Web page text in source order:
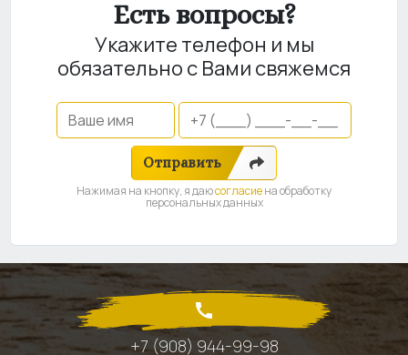
Есть вопросы?
Укажите телефон и мы
обязательно с Вами свяжемся
Отправить
Нажимая на кнопку, я даюсогласиена обработку
персональных данных
+7 (908) 944-99-98